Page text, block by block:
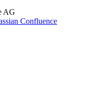
AG
Confluence